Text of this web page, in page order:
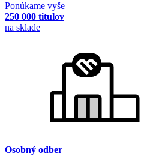
Ponúkame vyše
250 000 titulov
na sklade
Osobný odber